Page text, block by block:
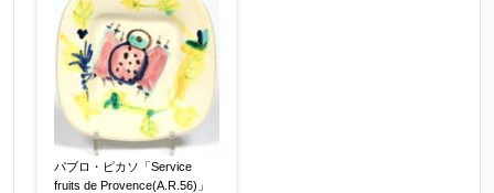
作品の画題 【任意】
作品の技法 【任意】
パブロ・ピカソ「Service
fruits de Provence(A.R.56)」